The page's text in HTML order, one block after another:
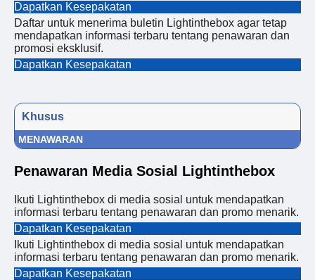
Dapatkan Kesepakatan
Daftar untuk menerima buletin Lightinthebox agar tetap
mendapatkan informasi terbaru tentang penawaran dan
promosi eksklusif.
Dapatkan Kesepakatan
Khusus
MENAWARAN
Penawaran Media Sosial Lightinthebox
Ikuti Lightinthebox di media sosial untuk mendapatkan
informasi terbaru tentang penawaran dan promo menarik.
Dapatkan Kesepakatan
Ikuti Lightinthebox di media sosial untuk mendapatkan
informasi terbaru tentang penawaran dan promo menarik.
Dapatkan Kesepakatan